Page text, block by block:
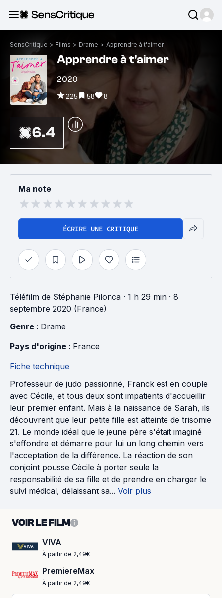
SensCritique > Films > Drame > Apprendre à t'aimer
Apprendre à t'aimer
2020
225 58 8
6.4
Ma note
ÉCRIRE UNE CRITIQUE
Téléfilm de Stéphanie Pilonca · 1 h 29 min · 8
septembre 2020 (France)
Genre : Drame
Pays d'origine : France
Fiche technique
Professeur de judo passionné, Franck est en couple
avec Cécile, et tous deux sont impatients d'accueillir
leur premier enfant. Mais à la naissance de Sarah, ils
découvrent que leur petite fille est atteinte de trisomie
21. Le monde idéal que le jeune père s'était imaginé
s'effondre et démarre pour lui un long chemin vers
l'acceptation de la différence. La réaction de son
conjoint pousse Cécile à porter seule la
responsabilité de sa fille et de prendre en charger le
suivi médical, délaissant sa... Voir plus
VOIR LE FILM
VIVA
À partir de 2,49€
PremiereMax
À partir de 2,49€